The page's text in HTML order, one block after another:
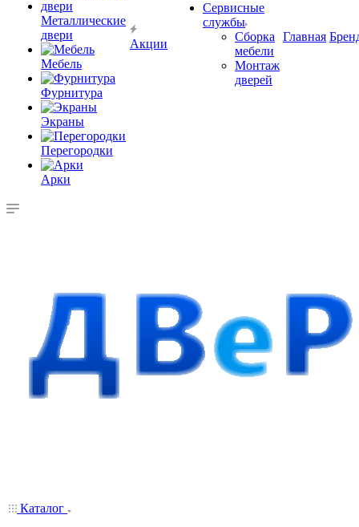
Металлические
двери
Мебель
Фурнитура
Экраны
Перегородки
Арки
Акции
Сервисные
службы
Сборка
мебели
Монтаж
дверей
Главная
Каталог